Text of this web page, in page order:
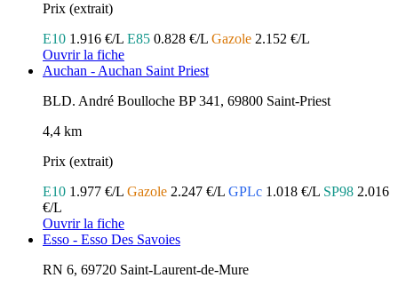
Prix (extrait)
E10 1.916 €/L E85 0.828 €/L Gazole 2.152 €/L
Ouvrir la fiche
Auchan - Auchan Saint Priest
BLD. André Boulloche BP 341, 69800 Saint-Priest
4,4 km
Prix (extrait)
E10 1.977 €/L Gazole 2.247 €/L GPLc 1.018 €/L SP98 2.016
€/L
Ouvrir la fiche
Esso - Esso Des Savoies
RN 6, 69720 Saint-Laurent-de-Mure